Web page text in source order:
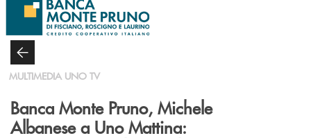
Salta al contenuto principale
MULTIMEDIA UNO TV
Banca Monte Pruno, Michele
Albanese a Uno Mattina: